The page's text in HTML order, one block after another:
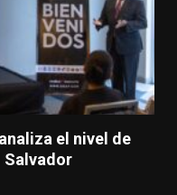
el nivel de
Salvador